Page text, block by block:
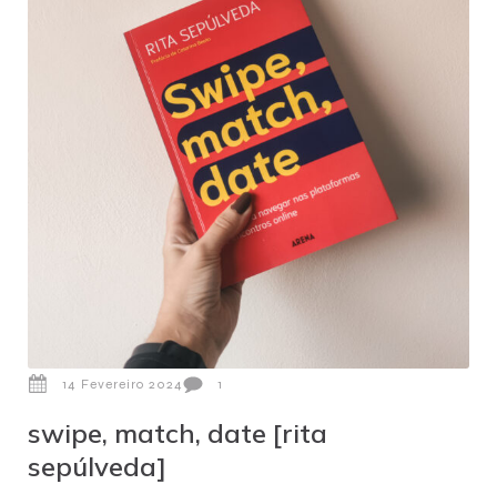
14 Fevereiro 2024 1
swipe, match, date [rita
sepúlveda]